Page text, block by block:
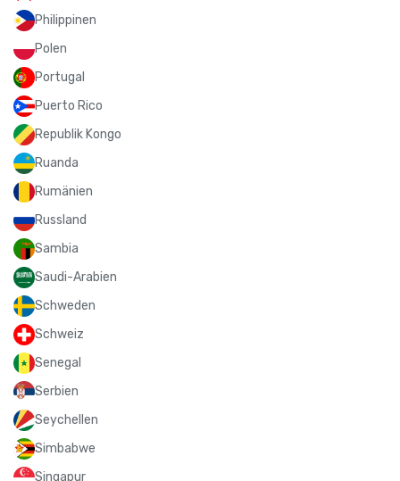
Philippinen
Polen
Portugal
Puerto Rico
Republik Kongo
Ruanda
Rumänien
Russland
Sambia
Saudi-Arabien
Schweden
Schweiz
Senegal
Serbien
Seychellen
Simbabwe
Singapur